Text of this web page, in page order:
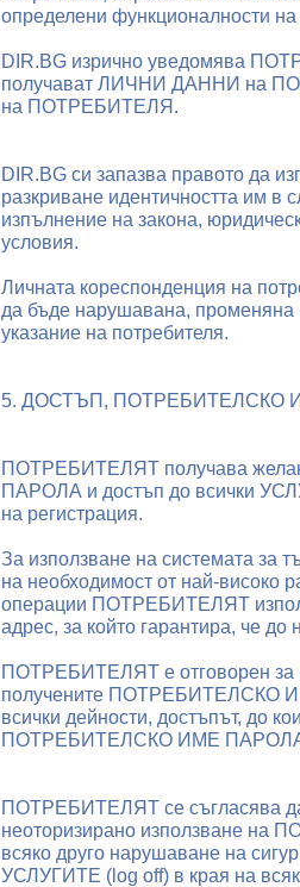
определени функционалности
DIR.BG изрично уведомява
получават ЛИЧНИ ДАННИ на
на ПОТРЕБИТЕЛЯ.
DIR.BG си запазва правото да
разкриване идентичността им в
изпълнение на закона,
условия.
Личната кореспонденция на
да бъде нарушавана, променяна
указание на потребителя.
5. ДОСТЪП, ПОТРЕБИТЕЛСКО
ПОТРЕБИТЕЛЯТ получава
ПАРОЛА и достъп до всички
на регистрация.
За използване на системата за
на необходимост от най-високо
операции ПОТРЕБИТЕЛЯТ
адрес, за който гарантира, че до
ПОТРЕБИТЕЛЯТ е отговорен за
получените ПОТРЕБИТЕЛСКО
всички дейности, достъпът, до
ПОТРЕБИТЕЛСКО ИМЕ ПАРОЛА
ПОТРЕБИТЕЛЯТ се съгласява
неоторизирано използване
всяко друго нарушаване на
УСЛУГИТЕ (log off) в края на